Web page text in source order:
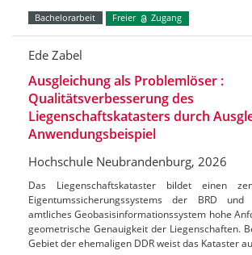
Bachelorarbeit Freier Zugang
Ede Zabel
Ausgleichung als Problemlöser :
Qualitätsverbesserung des
Liegenschaftskatasters durch
Anwendungsbeispiel
Hochschule Neubrandenburg, 2026
Das Liegenschaftskataster bildet einen
Eigentumssicherungssystems der BRD
amtliches Geobasisinformationssystem hohe
geometrische Genauigkeit der Liegenschaften.
Gebiet der ehemaligen DDR weist das Kataster